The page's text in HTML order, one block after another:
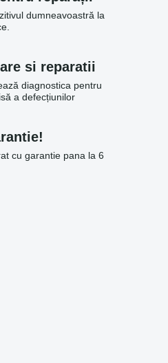
dumneavoastră la
si reparatii
diagnostica pentru
a defecțiunilor
cu garantie pana la 6